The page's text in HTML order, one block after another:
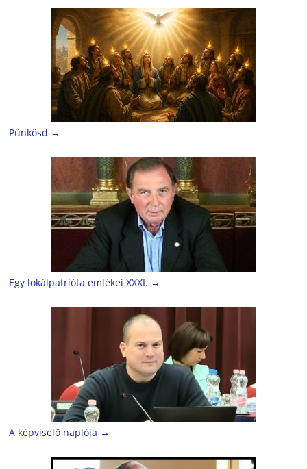
Pünkösd →
Egy lokálpatrióta emlékei XXXI. →
A képviselő naplója →